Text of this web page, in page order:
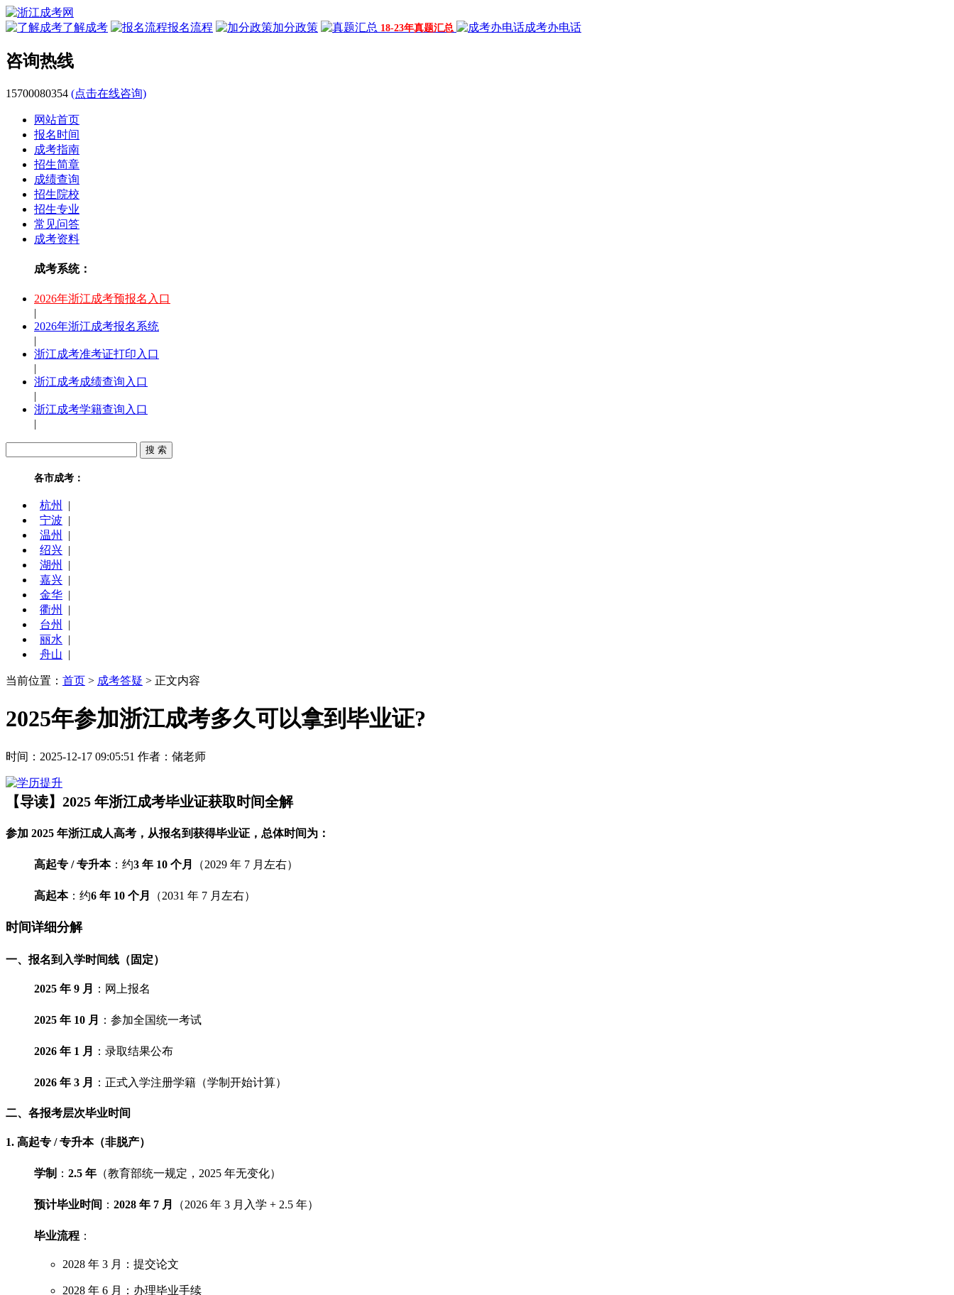
了解成考 报名流程 加分政策 18-23年真题汇总 成考办电话
咨询热线
15700080354 (点击在线咨询)
网站首页
报名时间
成考指南
招生简章
成绩查询
招生院校
招生专业
常见问答
成考资料
成考系统：
2026年浙江成考预报名入口
|
2026年浙江成考报名系统
|
浙江成考准考证打印入口
|
浙江成考成绩查询入口
|
浙江成考学籍查询入口
|
各市成考：
杭州
|
宁波 |
温州
|
绍兴 |
湖州
|
嘉兴 |
金华 |
衢州
|
台州
|
丽水 |
舟山 |
当前位置： 首页 > 成考答疑 > 正文内容
2025年参加浙江成考多久可以拿到毕业证?
时间：2025-12-17 09:05:51 作者：储老师
【导读】2025 年浙江成考毕业证获取时间全解
参加 2025 年浙江成人高考，从报名到获得毕业证，总体时间为：
高起专 / 专升本：约3 年 10 个月 （2029 年 7 月左右）
高起本：约6 年 10 个月 （2031 年 7 月左右）
时间详细分解
一、报名到入学时间线（固定）
2025 年 9 月 ：网上报名
2025 年 10 月 ：参加全国统一考试
2026 年 1 月 ：录取结果公布
2026 年 3 月 ：正式入学注册学籍（学制开始计算）
二、各报考层次毕业时间
1. 高起专 / 专升本（非脱产）
学制 ： 2.5 年 （教育部统一规定，2025 年无变化）
预计毕业时间 ： 2028 年 7 月 （2026 年 3 月入学 + 2.5 年）
毕业流程 ：
2028 年 3 月：提交论文
2028 年 6 月：办理毕业手续